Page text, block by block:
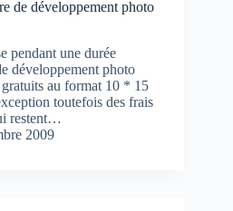
de développement photo
pendant une durée
développement photo
au format 10 * 15
toutefois des frais
restent…
2009